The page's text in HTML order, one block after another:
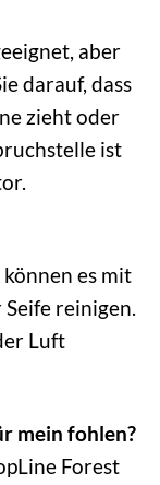
aber
darauf, dass
zieht oder
ist
können es mit
reinigen.
Luft
mein fohlen?
Forest